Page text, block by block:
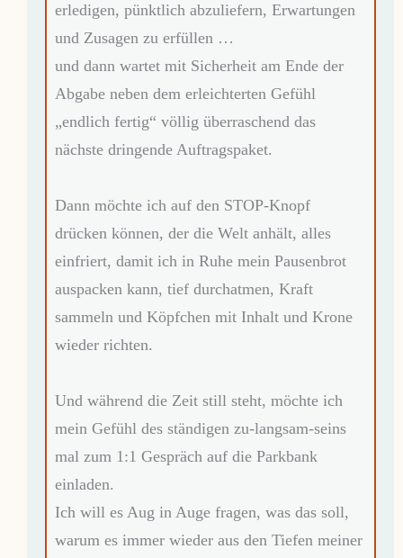
erledigen, pünktlich abzuliefern, Erwartungen
und Zusagen zu erfüllen …
und dann wartet mit Sicherheit am Ende der
Abgabe neben dem erleichterten Gefühl
„endlich fertig“ völlig überraschend das
nächste dringende Auftragspaket.
Dann möchte ich auf den STOP-Knopf
drücken können, der die Welt anhält, alles
einfriert, damit ich in Ruhe mein Pausenbrot
auspacken kann, tief durchatmen, Kraft
sammeln und Köpfchen mit Inhalt und Krone
wieder richten.
Und während die Zeit still steht, möchte ich
mein Gefühl des ständigen zu-langsam-seins
mal zum 1:1 Gespräch auf die Parkbank
einladen.
Ich will es Aug in Auge fragen, was das soll,
warum es immer wieder aus den Tiefen meiner